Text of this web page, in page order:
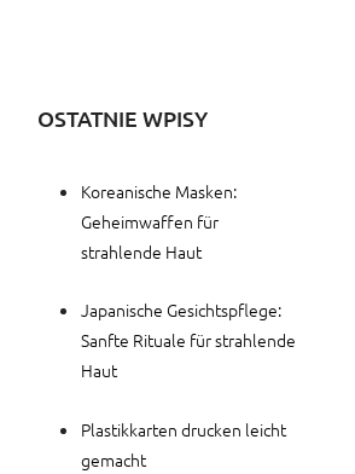
OSTATNIE WPISY
Koreanische Masken:
Geheimwaffen für
strahlende Haut
Japanische Gesichtspflege:
Sanfte Rituale für strahlende
Haut
Plastikkarten drucken leicht
gemacht